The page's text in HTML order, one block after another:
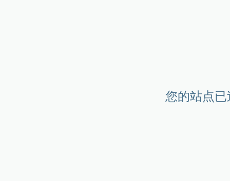
您的站点